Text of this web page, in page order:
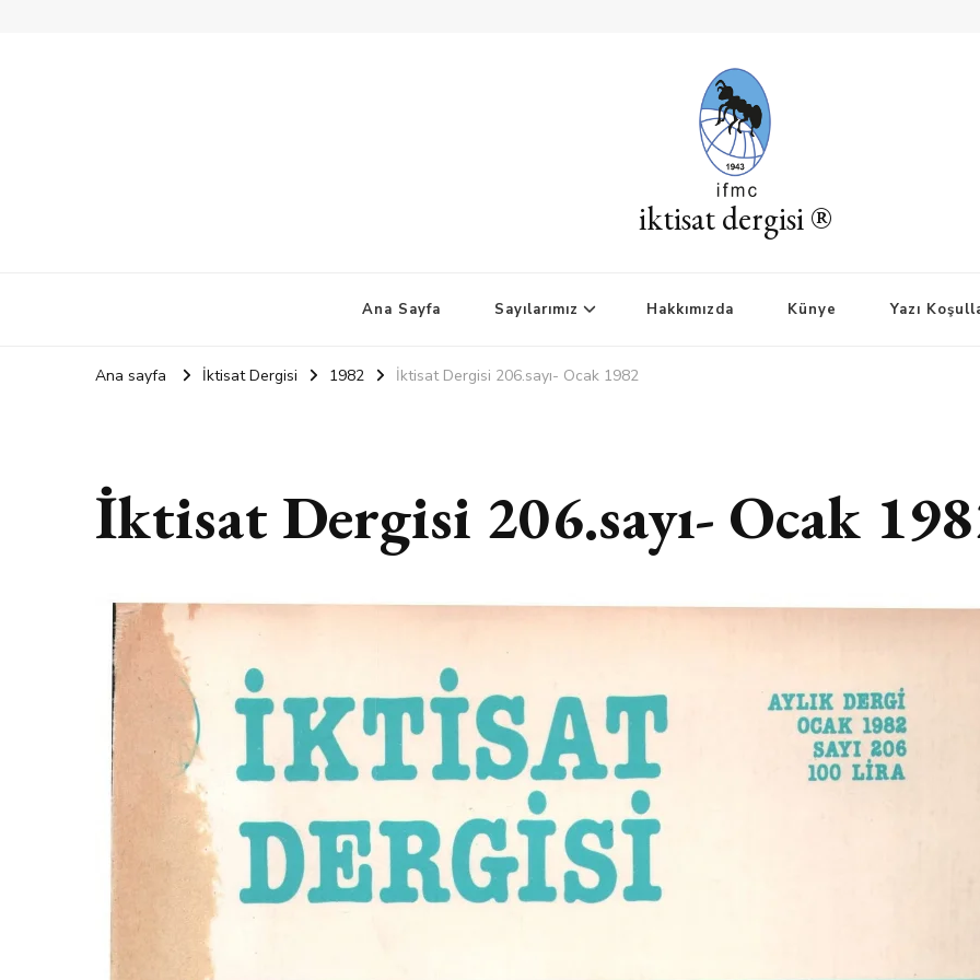
iktisat dergisi ®
Ana Sayfa Sayılarımız Hakkımızda Künye Yazı
Ana sayfa İktisat Dergisi 1982 İktisat Dergisi 206.sayı- Ocak 1982
İktisat Dergisi 206.sayı- Ocak